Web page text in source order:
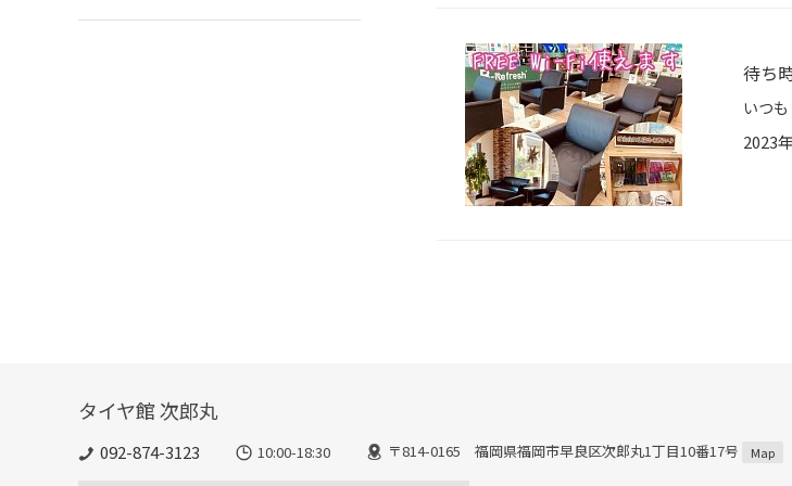
待ち
2023
タイヤ館 次郎丸
092-874-3123 10:00-18:30 〒814-0165 福岡県福岡市早良区次郎丸1丁目10番17号 Map